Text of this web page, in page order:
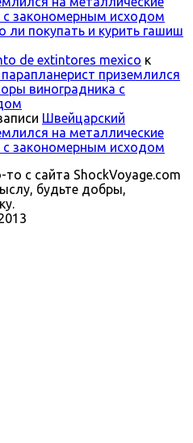
с закономерным исходом
ли покупать и курить гашиш
de extintores mexico к
приземлился
виноградника с
Швейцарский
на металлические
с закономерным исходом
с сайта ShockVoyage.com
будьте добры,